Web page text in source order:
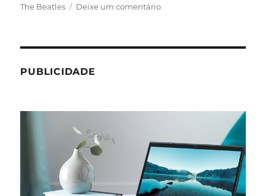
The Beatles
Deixe um comentárioem
PUBLICIDADE